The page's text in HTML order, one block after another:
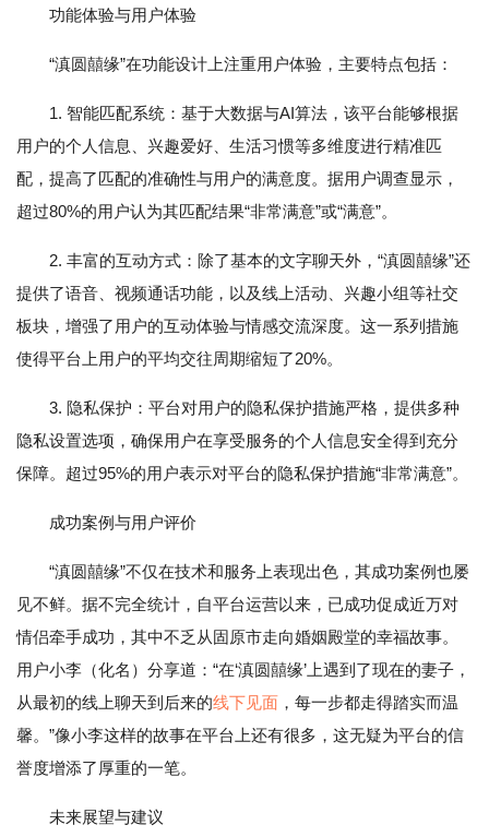
功能体验与用户体验
“滇圆囍缘”在功能设计上注重用户体验，主要特点包括：
1. 智能匹配系统：基于大数据与AI算法，该平台能够根据
用户的个人信息、兴趣爱好、生活习惯等多维度进行精准匹
配，提高了匹配的准确性与用户的满意度。据用户调查显示，
超过80%的用户认为其匹配结果“非常满意”或“满意”。
2. 丰富的互动方式：除了基本的文字聊天外，“滇圆囍缘”还
提供了语音、视频通话功能，以及线上活动、兴趣小组等社交
板块，增强了用户的互动体验与情感交流深度。这一系列措施
使得平台上用户的平均交往周期缩短了20%。
3. 隐私保护：平台对用户的隐私保护措施严格，提供多种
隐私设置选项，确保用户在享受服务的个人信息安全得到充分
保障。超过95%的用户表示对平台的隐私保护措施“非常满意”。
成功案例与用户评价
“滇圆囍缘”不仅在技术和服务上表现出色，其成功案例也屡
见不鲜。据不完全统计，自平台运营以来，已成功促成近万对
情侣牵手成功，其中不乏从固原市走向婚姻殿堂的幸福故事。
用户小李（化名）分享道：“在‘滇圆囍缘’上遇到了现在的妻子，
从最初的线上聊天到后来的线下见面 ，每一步都走得踏实而温
馨。”像小李这样的故事在平台上还有很多，这无疑为平台的信
誉度增添了厚重的一笔。
未来展望与建议